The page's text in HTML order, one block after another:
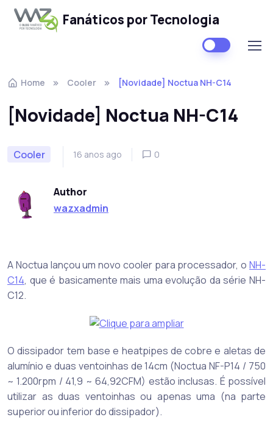
Fanáticos por Tecnologia
Home Cooler [Novidade] Noctua NH-C14
[Novidade] Noctua NH-C14
Cooler 16 anos ago 0
Author
wazxadmin
A Noctua lançou um novo cooler para processador, o NH-
C14, que é basicamente mais uma evolução da série NH-
C12.
O dissipador tem base e heatpipes de cobre e aletas de
alumínio e duas ventoinhas de 14cm (Noctua NF-P14 / 750
~ 1.200rpm / 41,9 ~ 64,92CFM) estão inclusas. É possível
utilizar as duas ventoinhas ou apenas uma (na parte
superior ou inferior do dissipador).